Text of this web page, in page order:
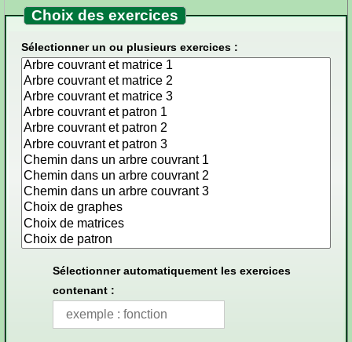
Choix des exercices
Sélectionner un ou plusieurs exercices :
Sélectionner automatiquement les exercices
contenant :